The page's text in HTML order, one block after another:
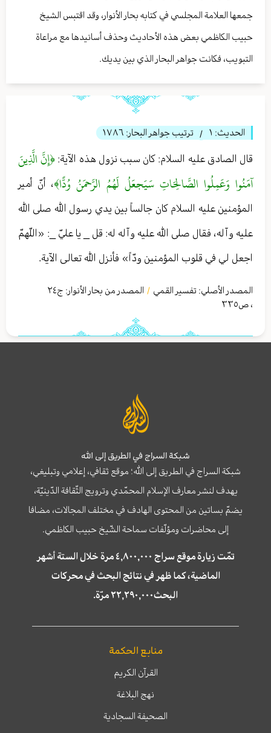
جمعها العلامة المجلسي في كتابه بحار الأنوار، وقد اقتبس الشيخ
حبيب الكاظمي بعض هذه الأحاديث وحذف أسانيدها مع مراعاة
التبويب، فكانت جواهر البحار الذي بين يديك.
الحديث: ١ / ترتيب جواهر البحار: ١٧٨٦
قال الصادق عليه السلام: كان سبب نزول هذه الآية: ﴿إِنَّ الَّذِينَ
آمَنُوا وَعَمِلُوا الصَّالِحَاتِ سَيَجعَلُ لَهُمُ الرَّحمَنُ وُدًّا﴾، أنّ أمير
المؤمنين عليه السلام كان جالساً بين يدي رسول الله صلى الله
عليه وآله، فقال صلى الله عليه وآله له: قل _ يا عليّ _: «اللّهمّ
اجعل لي في قلوب المؤمنين ودّاً» فأنزل الله تعالى الآية.
المصدر الأصلي: تفسير القمي / المصدر من بحار الأنوار: ج٢٤
، ص٣٣٥
شبكة السراج في الطريق إلى الله
شبكة السراج في الطريق إلى الله؛ موقع ثقافي، إعلامي وتبليغي،
يهدف لنشر معارف الإسلام المحمّدي وترويج الثّقافة الدّينيّة،
يضمّ بساتين من المحتوى الهادف في مختلف المجالات، مضافا
إلى محاضرات ومؤلّفات سماحة الشّيخ حبيب الكاظمي.
تمّت زيارة موقع سراج ٤,٨٠٠,٠٠٠ مرة خلال الستة أشهر
الماضية، كما ظهر في نتائج البحث في محركات
البحث٢٢,٢٩٠,٠٠٠ مرّة.
منابع الحكمة
القرآن الكريم
نهج البلاغة
الصحيفة السجادية